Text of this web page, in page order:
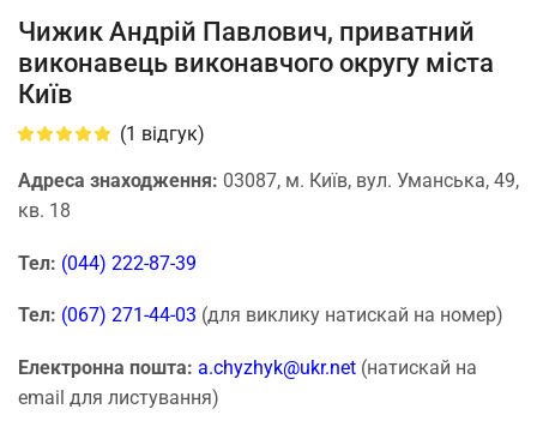
Чижик Андрій Павлович, приватний
виконавець виконавчого округу міста
Київ
(1 відгук)
Адреса знаходження: 03087, м. Київ, вул. Уманська, 49,
кв. 18
Тел: (044) 222-87-39
Тел: (067) 271-44-03 (для виклику натискай на номер)
Електронна пошта: a.chyzhyk@ukr.net (натискай на
email для листування)